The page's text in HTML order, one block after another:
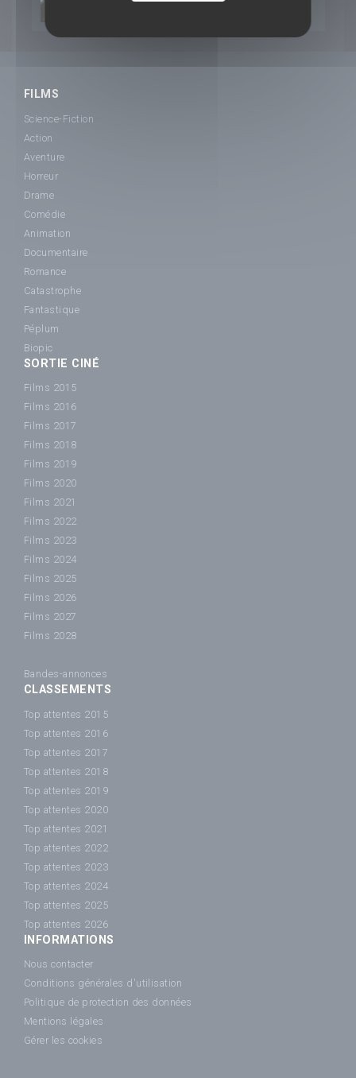
FILMS
Science-Fiction
Action
Aventure
Horreur
Drame
Comédie
Animation
Documentaire
Romance
Catastrophe
Fantastique
Péplum
Biopic
SORTIE CINÉ
Films 2015
Films 2016
Films 2017
Films 2018
Films 2019
Films 2020
Films 2021
Films 2022
Films 2023
Films 2024
Films 2025
Films 2026
Films 2027
Films 2028
Bandes-annonces
CLASSEMENTS
Top attentes 2015
Top attentes 2016
Top attentes 2017
Top attentes 2018
Top attentes 2019
Top attentes 2020
Top attentes 2021
Top attentes 2022
Top attentes 2023
Top attentes 2024
Top attentes 2025
Top attentes 2026
INFORMATIONS
Nous contacter
Conditions générales d'utilisation
Politique de protection des données
Mentions légales
Gérer les cookies